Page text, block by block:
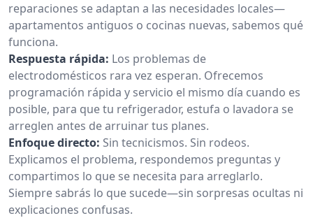
reparaciones se adaptan a las necesidades locales—
apartamentos antiguos o cocinas nuevas, sabemos qué
funciona.
Respuesta rápida: Los problemas de
electrodomésticos rara vez esperan. Ofrecemos
programación rápida y servicio el mismo día cuando es
posible, para que tu refrigerador, estufa o lavadora se
arreglen antes de arruinar tus planes.
Enfoque directo: Sin tecnicismos. Sin rodeos.
Explicamos el problema, respondemos preguntas y
compartimos lo que se necesita para arreglarlo.
Siempre sabrás lo que sucede—sin sorpresas ocultas ni
explicaciones confusas.